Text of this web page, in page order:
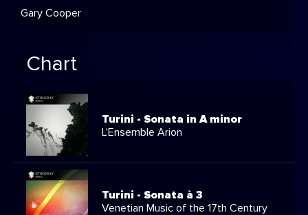
Gary Cooper
Chart
Turini - Sonata in A minor
L'Ensemble Arion
Turini - Sonata à 3
Venetian Music of the 17th Century